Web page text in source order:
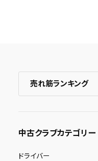
売れ筋ランキング
中古クラブカテゴリー
ドライバー